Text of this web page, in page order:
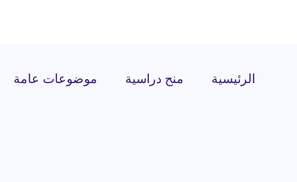
الرئيسية منح دراسية موضوعات عامة